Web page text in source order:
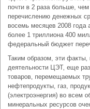
почти в 2 раза больше,
перечислению денежных
восемь месяцев 2008
более 1 триллиона 400
федеральный бюджет
Таким образом, эти факты,
деятельности ЦЭТ, еще
товаров, перемещаемых
нефтепродукты, газ,
(электроэнергия) во всем
минеральных ресурсов